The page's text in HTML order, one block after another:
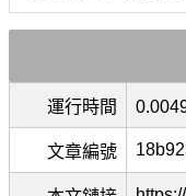
運行時間
文章編號